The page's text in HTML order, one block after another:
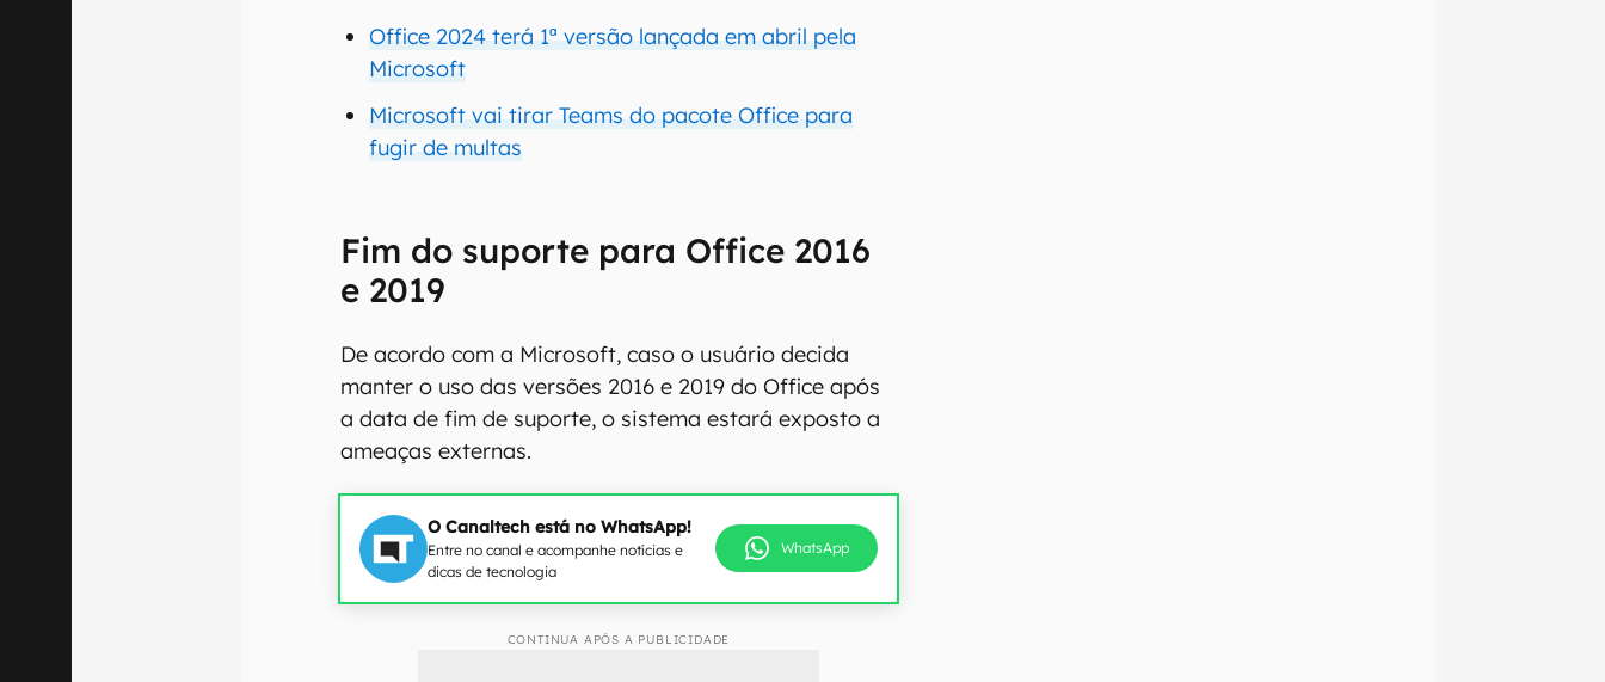
Office 2024 terá 1ª versão lançada em abril pela
Microsoft
Microsoft vai tirar Teams do pacote Office para
fugir de multas
Fim do suporte para Office 2016
e 2019
De acordo com a Microsoft, caso o usuário decida
manter o uso das versões 2016 e 2019 do Office após
a data de fim de suporte, o sistema estará exposto a
ameaças externas.
O Canaltech está no WhatsApp!
Entre no canal e acompanhe notícias e
dicas de tecnologia
WhatsApp
CONTINUA APÓS A PUBLICIDADE